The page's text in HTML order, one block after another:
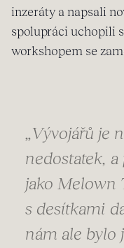
inzeráty a napsali
spolupráci uchopili
workshopem se
„Vývojářů je
nedostatek,
jako Melown
s desítkami
nám ale bylo